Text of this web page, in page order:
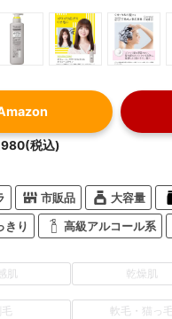
税込)
市販品 大容量
きり 高級アルコール系
肌 乾燥肌
毛 軟毛・猫っ毛